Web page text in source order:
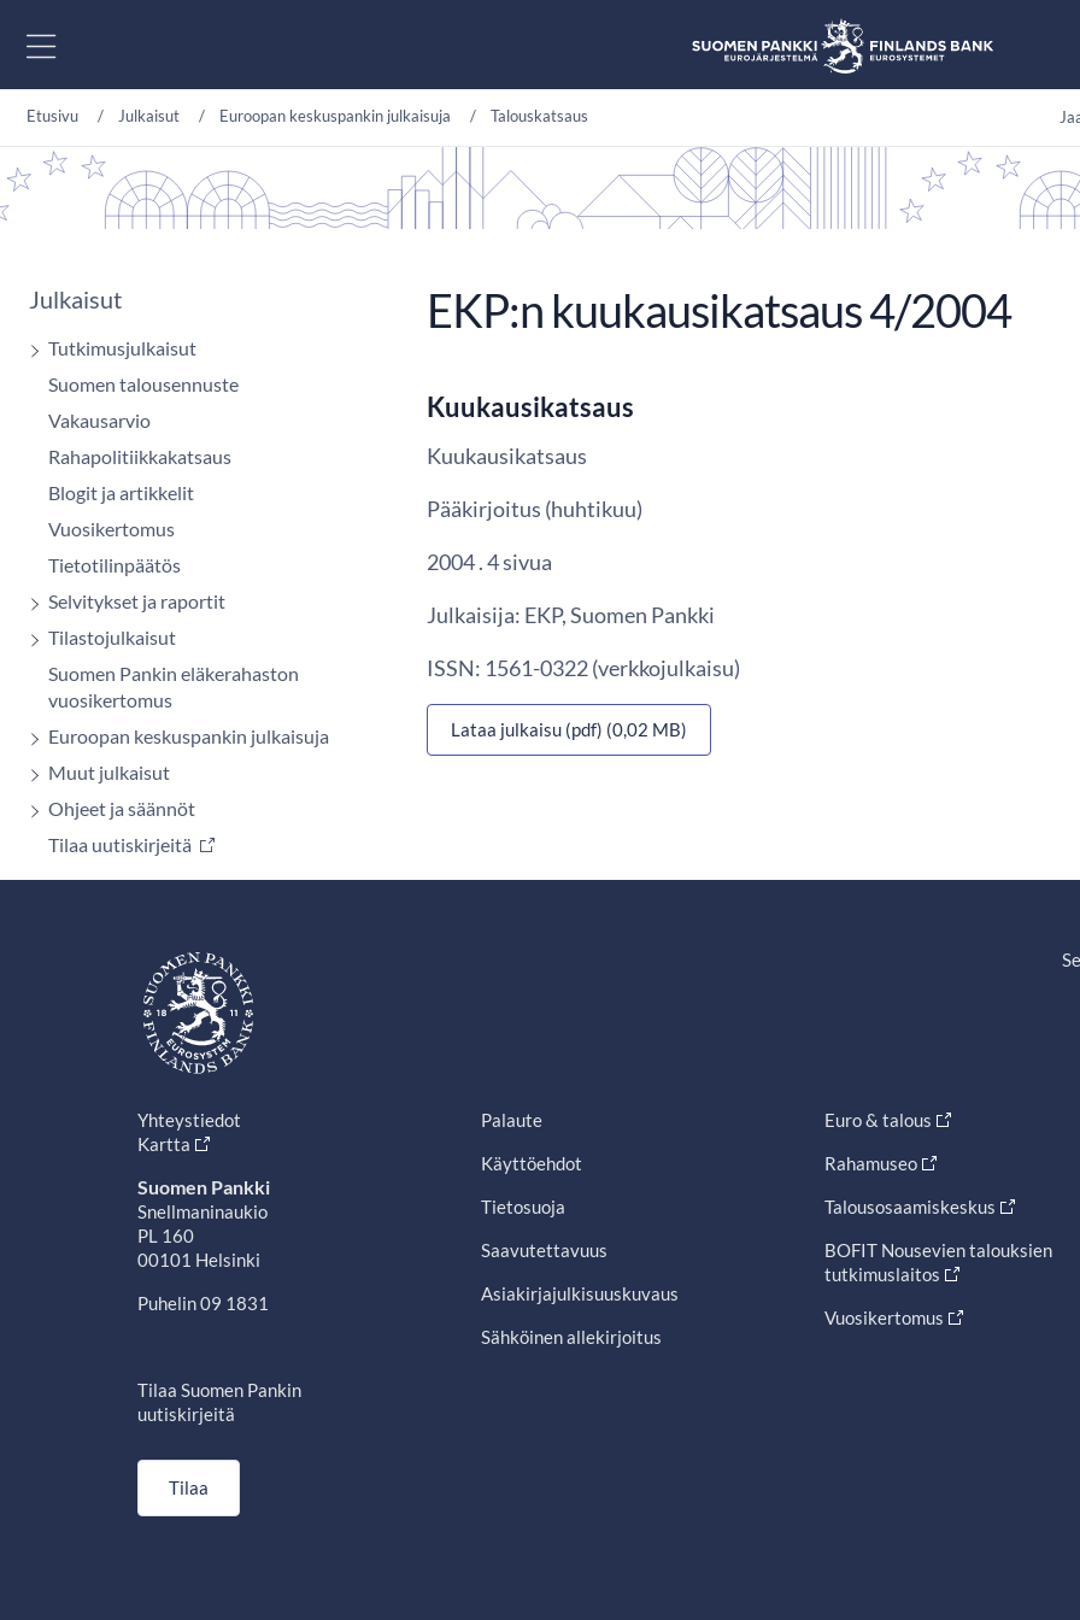
Etusivu Julkaisut Euroopan keskuspankin julkaisuja Talouskatsaus
Julkaisut
Tutkimusjulkaisut
Suomen talousennuste
Vakausarvio
Rahapolitiikkakatsaus
Blogit ja artikkelit
Vuosikertomus
Tietotilinpäätös
Selvitykset ja raportit
Tilastojulkaisut
Suomen Pankin eläkerahaston
vuosikertomus
Euroopan keskuspankin julkaisuja
Muut julkaisut
Ohjeet ja säännöt
Tilaa uutiskirjeitä
EKP:n kuukausikatsaus 4/2004
Kuukausikatsaus
Kuukausikatsaus
Pääkirjoitus (huhtikuu)
2004 . 4 sivua
Julkaisija: EKP, Suomen Pankki
ISSN: 1561-0322 (verkkojulkaisu)
Lataa julkaisu (pdf) (0,02 MB)
Yhteystiedot
Kartta
Suomen Pankki
Snellmaninaukio
PL 160
00101 Helsinki
Puhelin 09 1831
Tilaa Suomen Pankin
uutiskirjeitä
Tilaa
Palaute
Käyttöehdot
Tietosuoja
Saavutettavuus
Asiakirjajulkisuuskuvaus
Sähköinen allekirjoitus
Euro & talous
Rahamuseo
Talousosaamiskeskus
BOFIT Nousevien talouksien
tutkimuslaitos
Vuosikertomus